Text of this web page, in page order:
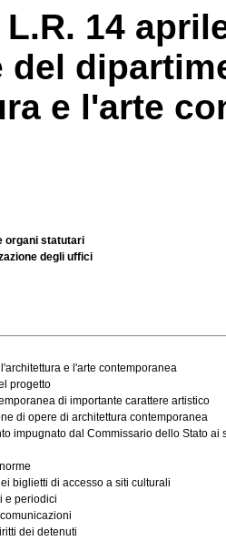
L.R. 14
del
e l'arte
organi statutari
degli uffici
e l'arte contemporanea
progetto
di importante carattere artistico
di opere di architettura contemporanea
impugnato dal Commissario dello Stato ai
biglietti di accesso a siti culturali
e periodici
dei detenuti